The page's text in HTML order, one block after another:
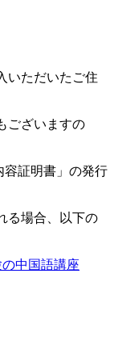
いただいたご住
ざいますの
証明書」の発行
る場合、以下の
中国語講座